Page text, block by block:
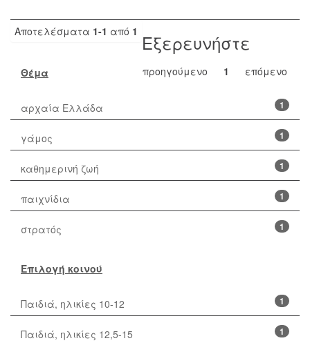
Αποτελέσματα 1-1 από 1
προηγούμενο 1 επόμενο
Εξερευνήστε
Θέμα
1
αρχαία Ελλάδα
1
γάμος
1
καθημερινή ζωή
1
παιχνίδια
1
στρατός
Επιλογή κοινού
1
Παιδιά, ηλικίες 10-12
1
Παιδιά, ηλικίες 12,5-15